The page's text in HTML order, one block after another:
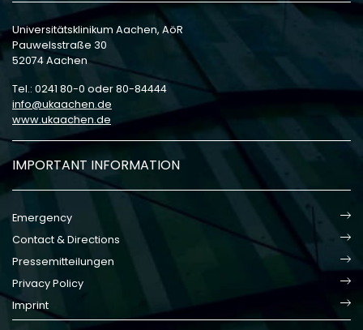
Universitätsklinikum Aachen, AöR
Pauwelsstraße 30
52074 Aachen
Tel.: 0241 80-0 oder 80-84444
info
ukaachen de
www.ukaachen.de
IMPORTANT INFORMATION
Emergency
Contact & Directions
Pressemitteilungen
Privacy Policy
Imprint